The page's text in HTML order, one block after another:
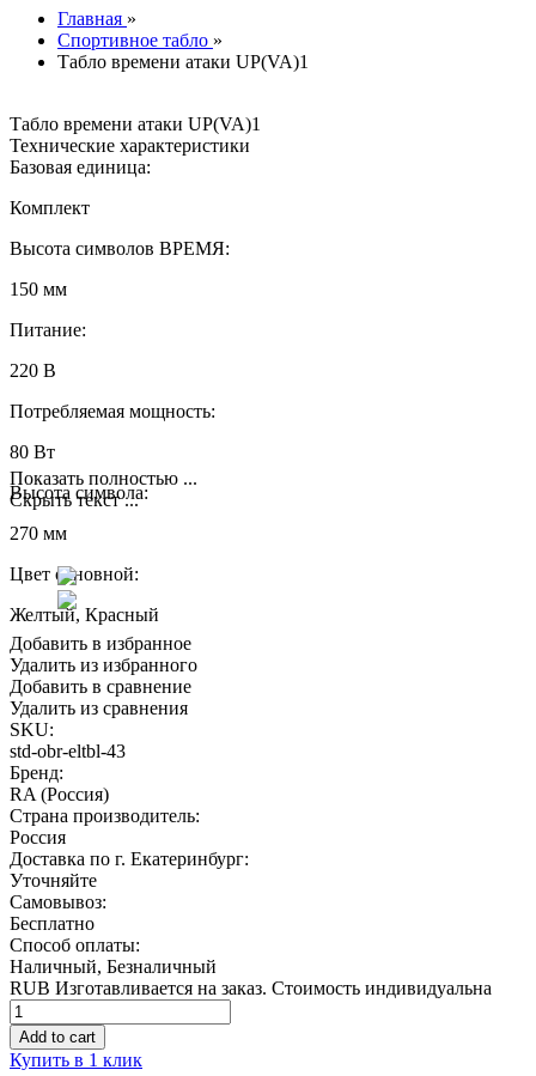
Главная »
Спортивное табло »
Табло времени атаки UP(VA)1
Табло времени атаки UP(VA)1
Технические характеристики
Базовая единица:
Комплект
Высота символов ВРЕМЯ:
150 мм
Питание:
220 В
Потребляемая мощность:
80 Вт
Высота символа:
270 мм
Цвет основной:
Желтый, Красный
Показать полностью ...
Скрыть текст ...
Добавить в избранное
Удалить из избранного
Добавить в сравнение
Удалить из сравнения
SKU:
std-obr-eltbl-43
Бренд:
RA (Россия)
Страна производитель:
Россия
Доставка по г. Екатеринбург:
Уточняйте
Самовывоз:
Бесплатно
Способ оплаты:
Наличный, Безналичный
RUB Изготавливается на заказ. Стоимость индивидуальна
Quantity
Add to cart
Купить в 1 клик